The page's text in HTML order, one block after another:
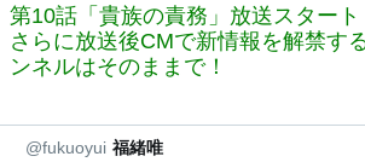
第10話「貴族の責務」放送スタート
さらに放送後CMで新情報を解禁す
ンネルはそのままで！
@fukuoyui 福緒唯